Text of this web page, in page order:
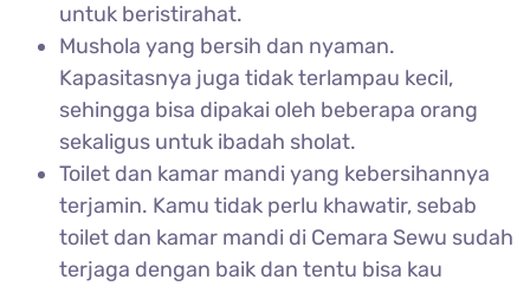
untuk beristirahat.
Mushola yang bersih dan nyaman.
Kapasitasnya juga tidak terlampau kecil,
sehingga bisa dipakai oleh beberapa orang
sekaligus untuk ibadah sholat.
Toilet dan kamar mandi yang kebersihannya
terjamin. Kamu tidak perlu khawatir, sebab
toilet dan kamar mandi di Cemara Sewu sudah
terjaga dengan baik dan tentu bisa kau